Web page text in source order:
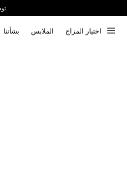
توصيل
اختيار المزاج الملابس بشأننا